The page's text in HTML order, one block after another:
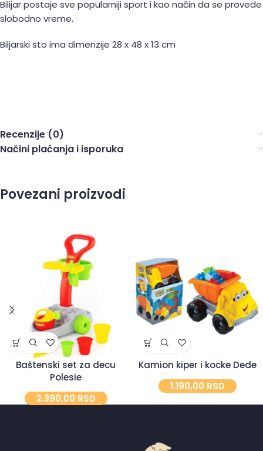
Bilijar postaje sve popularniji sport i kao način da se provede
slobodno vreme.
Biljarski sto ima dimenzije 28 x 48 x 13 cm
Recenzije (0)
Načini plaćanja i isporuka
Povezani proizvodi
Baštenski set za decu
Polesie
2.390,00 RSD
Kamion kiper i kocke Dede
1.190,00 RSD